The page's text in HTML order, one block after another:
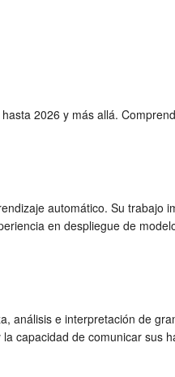
2026 y más allá.
automático. Su trabajo
en despliegue de
análisis e interpretación de
capacidad de comunicar sus